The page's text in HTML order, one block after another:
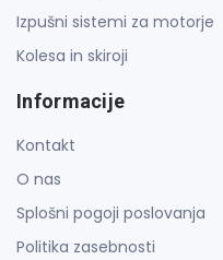
Izpušni sistemi za motorje
Kolesa in skiroji
Informacije
Kontakt
O nas
Splošni pogoji poslovanja
Politika zasebnosti